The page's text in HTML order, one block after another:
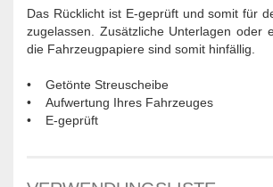
Das Rücklicht ist E-geprüft und somit für
zugelassen. Zusätzliche Unterlagen oder
die Fahrzeugpapiere sind somit hinfällig.
• Getönte Streuscheibe
• Aufwertung Ihres Fahrzeuges
• E-geprüft